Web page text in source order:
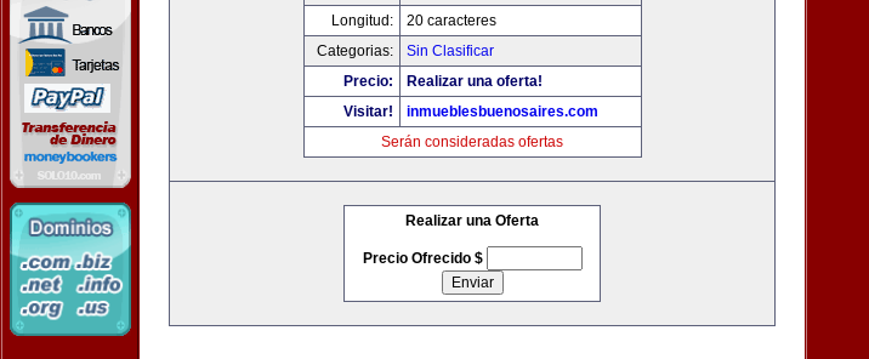
Longitud:
20 caracteres
Categorias:
Sin Clasificar
Precio:
Realizar una oferta!
Visitar!
inmueblesbuenosaires.com
Serán consideradas ofertas
Realizar una Oferta
Precio Ofrecido $